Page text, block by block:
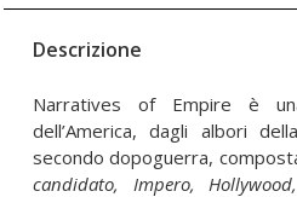
Descrizione
Narratives of Empire è
dell’America, dagli albori
secondo dopoguerra,
candidato, Impero,